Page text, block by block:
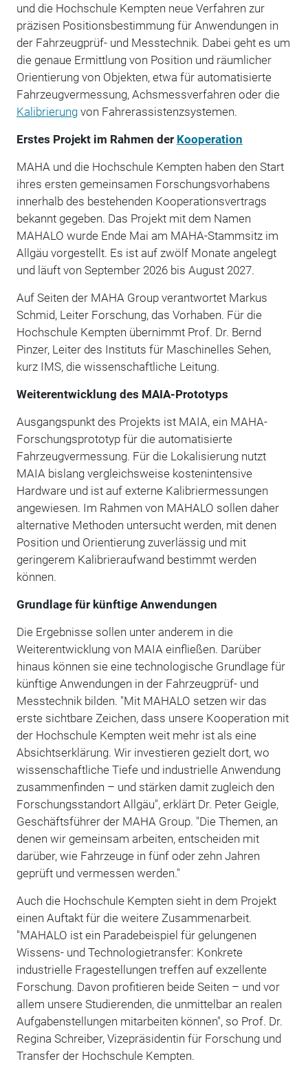
und die Hochschule Kempten neue Verfahren zur
präzisen Positionsbestimmung für Anwendungen in
der Fahrzeugprüf- und Messtechnik. Dabei geht es um
die genaue Ermittlung von Position und räumlicher
Orientierung von Objekten, etwa für automatisierte
Fahrzeugvermessung, Achsmessverfahren oder die
Kalibrierungvon Fahrerassistenzsystemen.
Erstes Projekt im Rahmen der Kooperation
MAHA und die Hochschule Kempten haben den Start
ihres ersten gemeinsamen Forschungsvorhabens
innerhalb des bestehenden Kooperationsvertrags
bekannt gegeben. Das Projekt mit dem Namen
MAHALO wurde Ende Mai am MAHA-Stammsitz im
Allgäu vorgestellt. Es ist auf zwölf Monate angelegt
und läuft von September 2026 bis August 2027.
Auf Seiten der MAHA Group verantwortet Markus
Schmid, Leiter Forschung, das Vorhaben. Für die
Hochschule Kempten übernimmt Prof. Dr. Bernd
Pinzer, Leiter des Instituts für Maschinelles Sehen,
kurz IMS, die wissenschaftliche Leitung.
Weiterentwicklung des MAIA-Prototyps
Ausgangspunkt des Projekts ist MAIA, ein MAHA-
Forschungsprototyp für die automatisierte
Fahrzeugvermessung. Für die Lokalisierung nutzt
MAIA bislang vergleichsweise kostenintensive
Hardware und ist auf externe Kalibriermessungen
angewiesen. Im Rahmen von MAHALO sollen daher
alternative Methoden untersucht werden, mit denen
Position und Orientierung zuverlässig und mit
geringerem Kalibrieraufwand bestimmt werden
können.
Grundlage für künftige Anwendungen
Die Ergebnisse sollen unter anderem in die
Weiterentwicklung von MAIA einfließen. Darüber
hinaus können sie eine technologische Grundlage für
künftige Anwendungen in der Fahrzeugprüf- und
Messtechnik bilden. "Mit MAHALO setzen wir das
erste sichtbare Zeichen, dass unsere Kooperation mit
der Hochschule Kempten weit mehr ist als eine
Absichtserklärung. Wir investieren gezielt dort, wo
wissenschaftliche Tiefe und industrielle Anwendung
zusammenfinden – und stärken damit zugleich den
Forschungsstandort Allgäu", erklärt Dr. Peter Geigle,
Geschäftsführer der MAHA Group. "Die Themen, an
denen wir gemeinsam arbeiten, entscheiden mit
darüber, wie Fahrzeuge in fünf oder zehn Jahren
geprüft und vermessen werden."
Auch die Hochschule Kempten sieht in dem Projekt
einen Auftakt für die weitere Zusammenarbeit.
"MAHALO ist ein Paradebeispiel für gelungenen
Wissens- und Technologietransfer: Konkrete
industrielle Fragestellungen treffen auf exzellente
Forschung. Davon profitieren beide Seiten – und vor
allem unsere Studierenden, die unmittelbar an realen
Aufgabenstellungen mitarbeiten können", so Prof. Dr.
Regina Schreiber, Vizepräsidentin für Forschung und
Transfer der Hochschule Kempten.